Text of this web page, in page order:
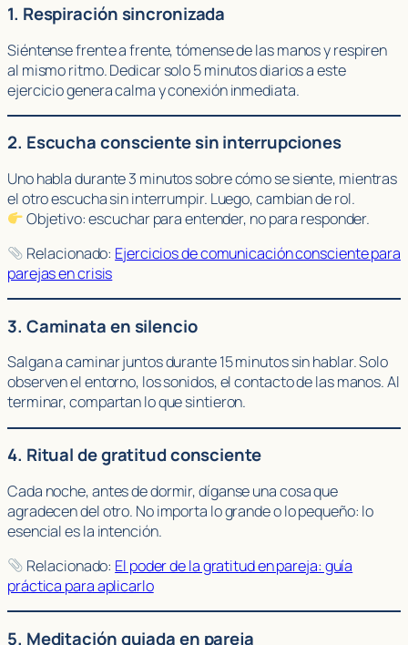
1. Respiración sincronizada
Siéntense frente a frente, tómense de las manos y respiren
al mismo ritmo. Dedicar solo 5 minutos diarios a este
ejercicio genera calma y conexión inmediata.
2. Escucha consciente sin interrupciones
Uno habla durante 3 minutos sobre cómo se siente, mientras
el otro escucha sin interrumpir. Luego, cambian de rol.
Objetivo: escuchar para entender, no para responder.
Relacionado: Ejercicios de comunicación consciente para
parejas en crisis
3. Caminata en silencio
Salgan a caminar juntos durante 15 minutos sin hablar. Solo
observen el entorno, los sonidos, el contacto de las manos. Al
terminar, compartan lo que sintieron.
4. Ritual de gratitud consciente
Cada noche, antes de dormir, díganse una cosa que
agradecen del otro. No importa lo grande o lo pequeño: lo
esencial es la intención.
Relacionado: El poder de la gratitud en pareja: guía
práctica para aplicarlo
5. Meditación guiada en pareja